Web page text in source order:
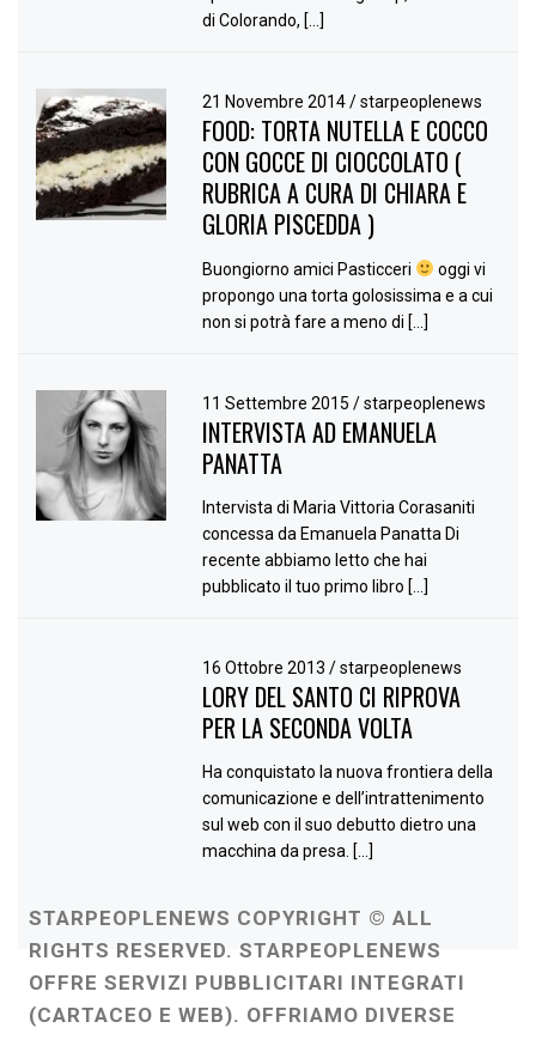
di Colorando, […]
21 Novembre 2014/ starpeoplenews
FOOD: TORTA NUTELLA E COCCO
CON GOCCE DI CIOCCOLATO (
RUBRICA A CURA DI CHIARA E
GLORIA PISCEDDA )
Buongiorno amici Pasticceri
oggi vi
propongo una torta golosissima e a cui
non si potrà fare a meno di […]
11 Settembre 2015/ starpeoplenews
INTERVISTA AD EMANUELA
PANATTA
Intervista di Maria Vittoria Corasaniti
concessa da Emanuela Panatta Di
recente abbiamo letto che hai
pubblicato il tuo primo libro […]
16 Ottobre 2013/ starpeoplenews
LORY DEL SANTO CI RIPROVA
PER LA SECONDA VOLTA
Ha conquistato la nuova frontiera della
comunicazione e dell’intrattenimento
sul web con il suo debutto dietro una
macchina da presa. […]
STARPEOPLENEWS COPYRIGHT © ALL
RIGHTS RESERVED. STARPEOPLENEWS
OFFRE SERVIZI PUBBLICITARI INTEGRATI
(CARTACEO E WEB). OFFRIAMO DIVERSE